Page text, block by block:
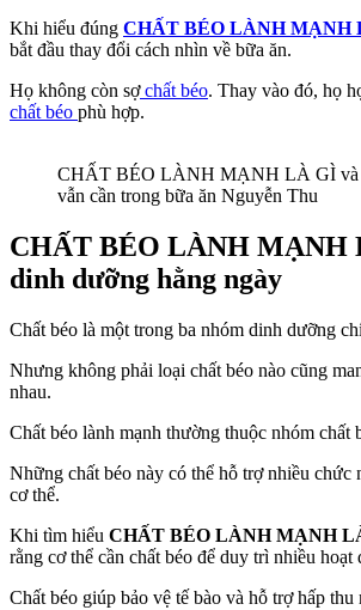
Khi hiểu đúng CHẤT BÉO LÀNH MẠNH
bắt đầu thay đổi cách nhìn về bữa ăn.
Họ không còn sợchất béo. Thay vào đó, họ
chất béo phù hợp.
CHẤT BÉO LÀNH MẠNH LÀ GÌ và
vẫn cần trong bữa ăn Nguyễn Thu
CHẤT BÉO LÀNH MẠNH
dinh dưỡng hằng ngày
Chất béo là một trong ba nhóm dinh dưỡng
Nhưng không phải loại chất béo nào cũng
nhau.
Chất béo lành mạnh thường thuộc nhóm chất
Những chất béo này có thể hỗ trợ nhiều chức
cơ thể.
Khi tìm hiểu CHẤT BÉO LÀNH MẠNH
rằng cơ thể cần chất béo để duy trì nhiều hoạt
Chất béo giúp bảo vệ tế bào và hỗ trợ hấp thu